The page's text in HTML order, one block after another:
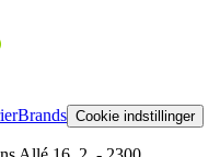
Brands Cookie indstillinger